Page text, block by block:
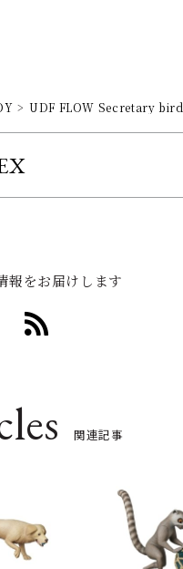
UDF FLOW Secretary bird
報をお届けします
関連記事